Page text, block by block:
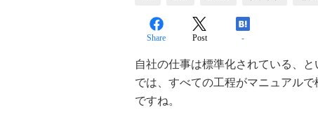
Share Post -
自社の仕事は標準化されている、
では、すべての工程がマニュアル
ですね。